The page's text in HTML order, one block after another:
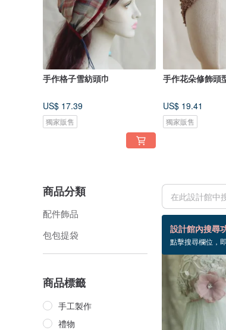
手作格子雪紡頭巾
US$ 17.39
獨家販售
手作花朵修飾頭
US$ 19.41
獨家販售
商品分類
配件飾品
包包提袋
商品標籤
手工製作
禮物
設計館內搜尋
點擊搜尋欄位，
99 個商品